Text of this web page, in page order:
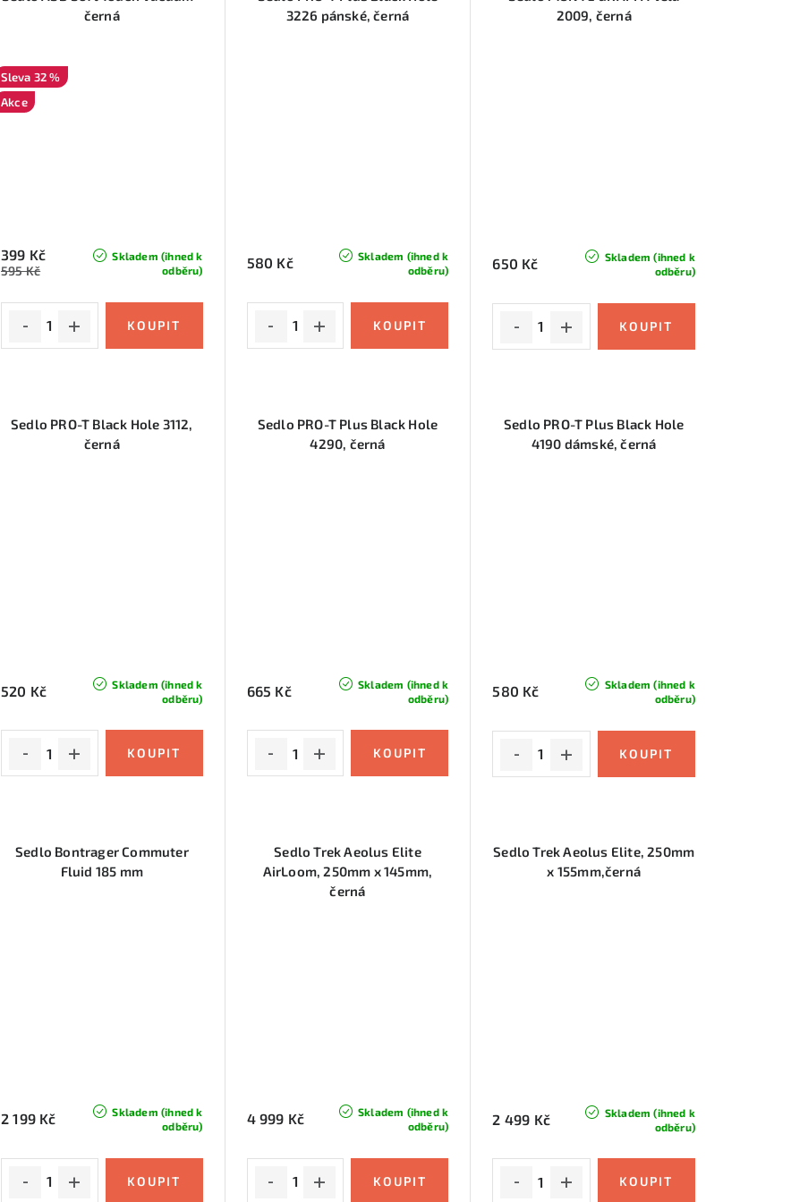
černá
32 %
Akce
Skladem (ihned k
odběru)
399 Kč
595 Kč
3226 pánské, černá
Skladem (ihned k
odběru)
580 Kč
2009, černá
Skladem (ihned k
odběru)
650 Kč
Sedlo PRO-T Black Hole 3112,
černá
Skladem (ihned k
odběru)
520 Kč
Sedlo PRO-T Plus Black Hole
4290, černá
Skladem (ihned k
odběru)
665 Kč
Sedlo PRO-T Plus Black Hole
4190 dámské, černá
Skladem (ihned k
odběru)
580 Kč
Sedlo Bontrager Commuter
Fluid 185 mm
Skladem (ihned k
odběru)
2 199 Kč
Sedlo Trek Aeolus Elite
AirLoom, 250mm x 145mm,
černá
Skladem (ihned k
odběru)
4 999 Kč
Sedlo Trek Aeolus Elite, 250mm
x 155mm,černá
Skladem (ihned k
odběru)
2 499 Kč